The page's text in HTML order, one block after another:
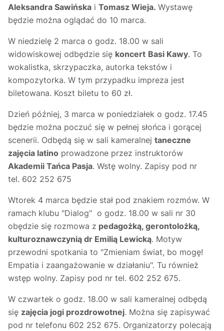
Aleksandra Sawińska i Tomasz Wieja. Wystawę
będzie można oglądać do 10 marca.
W niedzielę 2 marca o godz. 18.00 w sali
widowiskowej odbędzie się koncert Basi Kawy. To
wokalistka, skrzypaczka, autorka tekstów i
kompozytorka. W tym przypadku impreza jest
biletowana. Koszt biletu to 60 zł.
Dzień później, 3 marca w poniedziałek o godz. 17.45
będzie można poczuć się w pełnej słońca i gorącej
scenerii. Odbędą się w sali kameralnej taneczne
zajęcia latino prowadzone przez instruktorów
Akademii Tańca Pasja. Wstę wolny. Zapisy pod nr
tel. 602 252 675
Wtorek 4 marca będzie stał pod znakiem rozmów. W
ramach klubu "Dialog" o godz. 18.00 w sali nr 30
obędzie się rozmowa z pedagożką, gerontolożką,
kulturoznawczynią dr Emilią Lewicką. Motyw
przewodni spotkania to "Zmieniam świat, bo mogę!
Empatia i zaangażowanie w działaniu". Tu również
wstęp wolny. Zapisy pod nr tel. 602 252 675.
W czwartek o godz. 18.00 w sali kameralnej odbędą
się zajęcia jogi prozdrowotnej. Można się zapisywać
pod nr telefonu 602 252 675. Organizatorzy polecają